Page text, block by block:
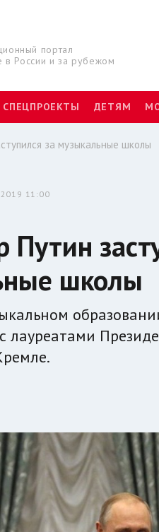
портал
в России и за рубежом
СПЕЦПРОЕКТЫ ДЕТЯМ
за музыкальные школы
11:00
школы
лауреатами